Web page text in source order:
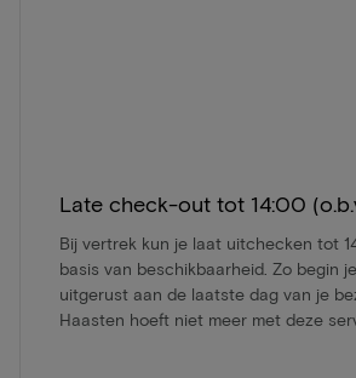
Late check-out tot 14:00
Bij vertrek kun je laat uitchecken tot
basis van beschikbaarheid. Zo begin
uitgerust aan de laatste dag van je
Haasten hoeft niet meer met deze